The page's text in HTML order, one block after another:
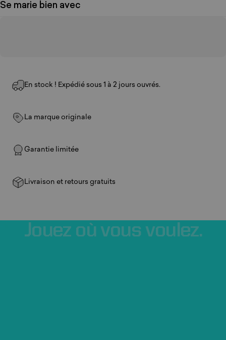
Se marie bien avec
En stock ! Expédié sous 1 à 2 jours ouvrés.
La marque originale
Garantie limitée
Livraison et retours gratuits
Jouez où vous voulez.